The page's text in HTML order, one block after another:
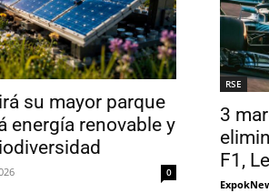
su mayor parque
energía renovable y
0
RSE
3
F1,